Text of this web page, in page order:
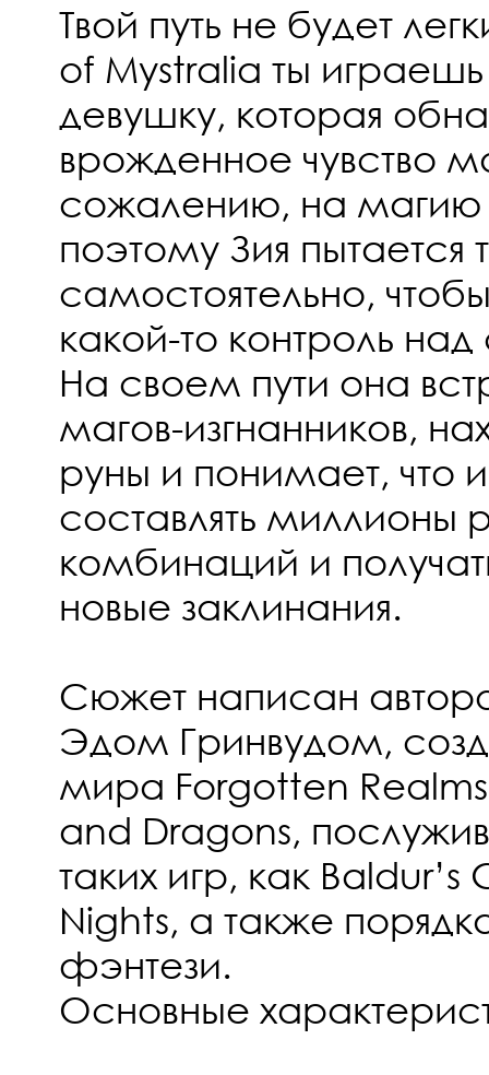
Твой путь не будет
of Mystralia ты
девушку, которая
врожденное чувство
сожалению, на магию
поэтому Зия пытается
самостоятельно,
какой-то контроль
На своем пути она
магов-изгнанников,
руны и понимает, что
составлять миллионы
комбинаций и
новые заклинания.
Сюжет написан
Эдом Гринвудом,
мира Forgotten
and Dragons,
таких игр, как
Nights, а также
фэнтези.
Основные